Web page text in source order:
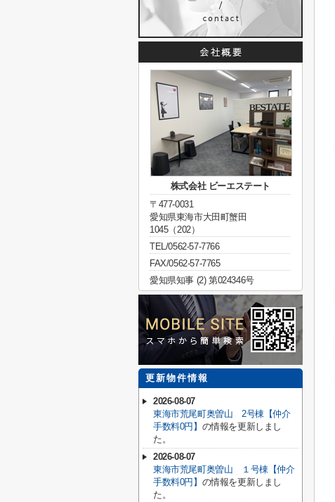
株式会社 ビーエステート
〒477-0031
愛知県東海市大田町蟹田
1045（202）
TEL/0562-57-7766
FAX/0562-57-7765
愛知県知事 (2) 第024346号
更新物件情報
2026-08-07
東海市荒尾町奥曽山 2号棟【仲介
手数料0円】 の情報を更新しまし
た。
2026-08-07
東海市荒尾町奥曽山 １号棟【仲介
手数料0円】 の情報を更新しまし
た。